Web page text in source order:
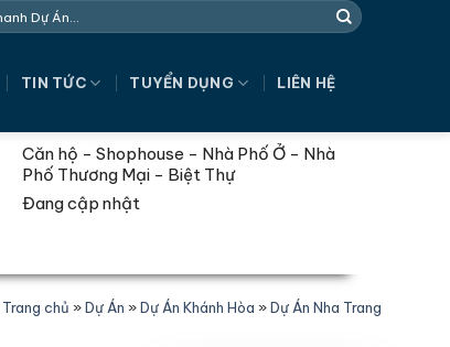
TIN TỨC TUYỂN DỤNG LIÊN HỆ
Căn hộ - Shophouse - Nhà Phố Ở - Nhà
Phố Thương Mại - Biệt Thự
Đang cập nhật
Trang chủ »Dự Án »Dự Án Khánh Hòa »Dự Án Nha Trang